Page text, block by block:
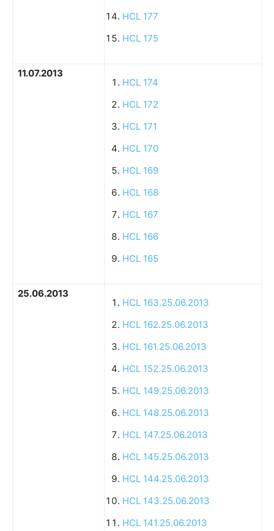
HCL 177
HCL 175
11.07.2013
HCL 174
HCL 172
HCL 171
HCL 170
HCL 169
HCL 168
HCL 167
HCL 166
HCL 165
25.06.2013
HCL 163.25.06.2013
HCL 162.25.06.2013
HCL 161.25.06.2013
HCL 152.25.06.2013
HCL 149.25.06.2013
HCL 148.25.06.2013
HCL 147.25.06.2013
HCL 145.25.06.2013
HCL 144.25.06.2013
HCL 143.25.06.2013
HCL 141.25.06.2013